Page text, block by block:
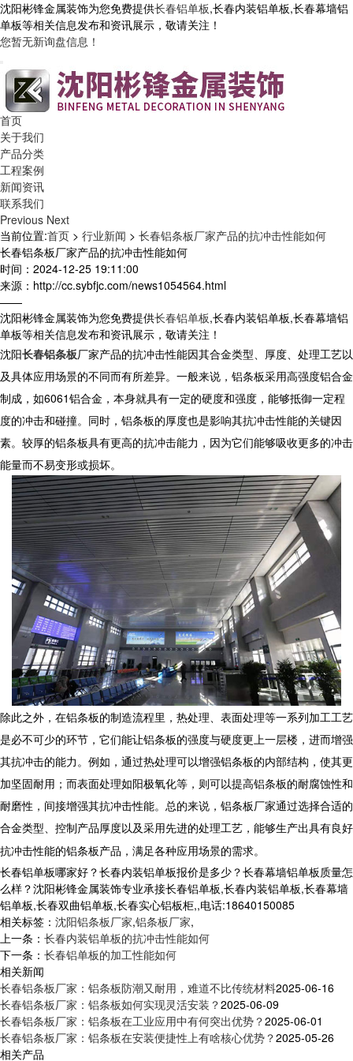
沈阳彬锋金属装饰为您免费提供长春铝单板,长春内装铝单板,长春幕墙铝
单板等相关信息发布和资讯展示，敬请关注！
您暂无新询盘信息！
首页
关于我们
产品分类
工程案例
新闻资讯
联系我们
Previous Next
当前位置:首页 > 行业新闻 > 长春铝条板厂家产品的抗冲击性能如何
长春铝条板厂家产品的抗冲击性能如何
时间：2024-12-25 19:11:00
来源：http://cc.sybfjc.com/news1054564.html
——
沈阳彬锋金属装饰为您免费提供长春铝单板,长春内装铝单板,长春幕墙铝
单板等相关信息发布和资讯展示，敬请关注！
沈阳长春铝条板厂家产品的抗冲击性能因其合金类型、厚度、处理工艺以
及具体应用场景的不同而有所差异。一般来说，铝条板采用高强度铝合金
制成，如6061铝合金，本身就具有一定的硬度和强度，能够抵御一定程
度的冲击和碰撞。同时，铝条板的厚度也是影响其抗冲击性能的关键因
素。较厚的铝条板具有更高的抗冲击能力，因为它们能够吸收更多的冲击
能量而不易变形或损坏。
除此之外，在铝条板的制造流程里，热处理、表面处理等一系列加工工艺
是必不可少的环节，它们能让铝条板的强度与硬度更上一层楼，进而增强
其抗冲击的能力。例如，通过热处理可以增强铝条板的内部结构，使其更
加坚固耐用；而表面处理如阳极氧化等，则可以提高铝条板的耐腐蚀性和
耐磨性，间接增强其抗冲击性能。总的来说， 铝条板厂家通过选择合适的
合金类型、控制产品厚度以及采用先进的处理工艺，能够生产出具有良好
抗冲击性能的铝条板产品，满足各种应用场景的需求。
长春铝单板哪家好？长春内装铝单板报价是多少？长春幕墙铝单板质量怎
么样？沈阳彬锋金属装饰专业承接长春铝单板,长春内装铝单板,长春幕墙
铝单板,长春双曲铝单板,长春实心铝板柜,,电话:18640150085
相关标签： 沈阳铝条板厂家,铝条板厂家,
上一条： 长春内装铝单板的抗冲击性能如何
下一条： 长春铝单板的加工性能如何
相关新闻
长春铝条板厂家：铝条板防潮又耐用，难道不比传统材料2025-06-16
长春铝条板厂家：铝条板如何实现灵活安装？2025-06-09
长春铝条板厂家：铝条板在工业应用中有何突出优势？2025-06-01
长春铝条板厂家：铝条板在安装便捷性上有啥核心优势？2025-05-26
相关产品